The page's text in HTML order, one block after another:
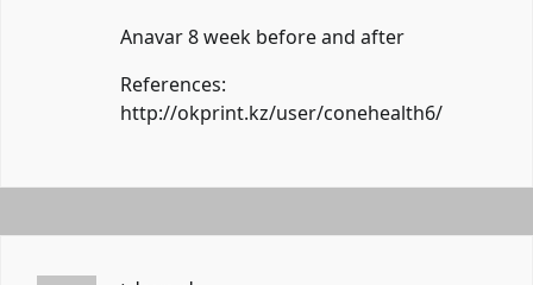
Anavar 8 week before and after
References:
http://okprint.kz/user/conehealth6/